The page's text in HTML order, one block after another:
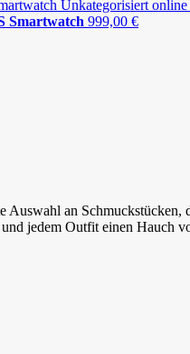
Smartwatch 999,00 €
an Schmuckstücken,
jedem Outfit einen Hauch